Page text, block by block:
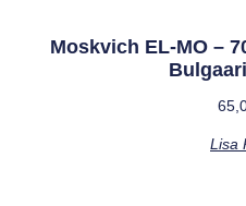
Moskvich EL-MO –
Lisa